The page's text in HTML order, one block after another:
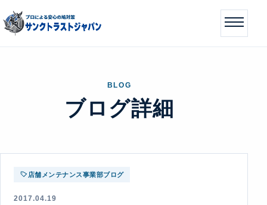
BLOG
ブログ詳細
店舗メンテナンス事業部ブログ
2017.04.19